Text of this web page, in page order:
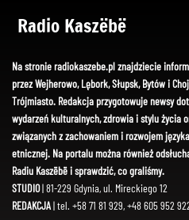
Radio Kaszëbë
Na stronie radiokaszebe.pl znajdziecie
przez Wejherowo, Lębork, Słupsk, Bytów i
Trójmiasto. Redakcja przygotowuje newsy
wydarzeń kulturalnych, zdrowia i stylu życia
związanych z zachowaniem i rozwojem
etnicznej. Na portalu można również
Radiu Kaszëbë i sprawdzić, co graliśmy.
STUDIO| 81-229 Gdynia, ul. Mireckiego 12
REDAKCJA| tel. +58 71 81 929, +48 605 952